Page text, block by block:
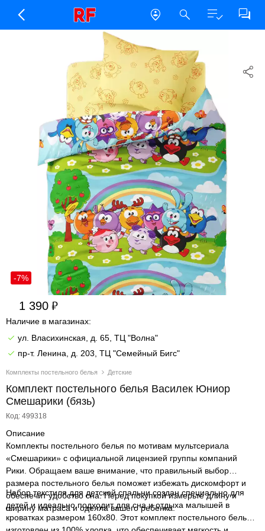
Комплекты постельного белья Детские
Комплект постельного белья Василек Юниор
Смешарики (бязь)
Код: 499318
-7%
1 390
Наличие в магазинах:
ул. Власихинская, д. 65, ТЦ "Волна"
пр-т. Ленина, д. 203, ТЦ "Семейный Бигс"
Описание
Комплекты постельного белья по мотивам мультсериала
«Смешарики» с официальной лицензией группы компаний
Рики. Обращаем ваше внимание, что правильный выбор
размера постельного белья поможет избежать дискомфорт и
обеспечит удобство сна. Перед покупкой измерьте длину и
ширину матраса и одеяла вашего ребенка.
Набор текстиля для детской спальни создан специально для
детей и идеально подходит для сна и отдыха малышей в
кроватках размером 160х80. Этот комплект постельного белья